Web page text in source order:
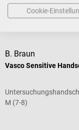
B. Braun
Vasco Sensitive
M (7-8)
Cookie-